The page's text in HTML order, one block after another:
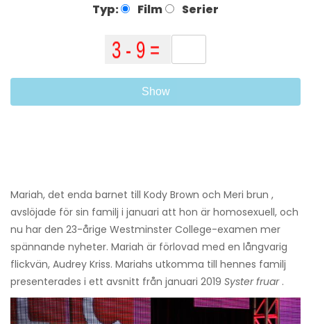
Typ: Film Serier
Show
Mariah, det enda barnet till Kody Brown och Meri brun ,
avslöjade för sin familj i januari att hon är homosexuell, och
nu har den 23-årige Westminster College-examen mer
spännande nyheter. Mariah är förlovad med en långvarig
flickvän, Audrey Kriss. Mariahs utkomma till hennes familj
presenterades i ett avsnitt från januari 2019 Syster fruar .